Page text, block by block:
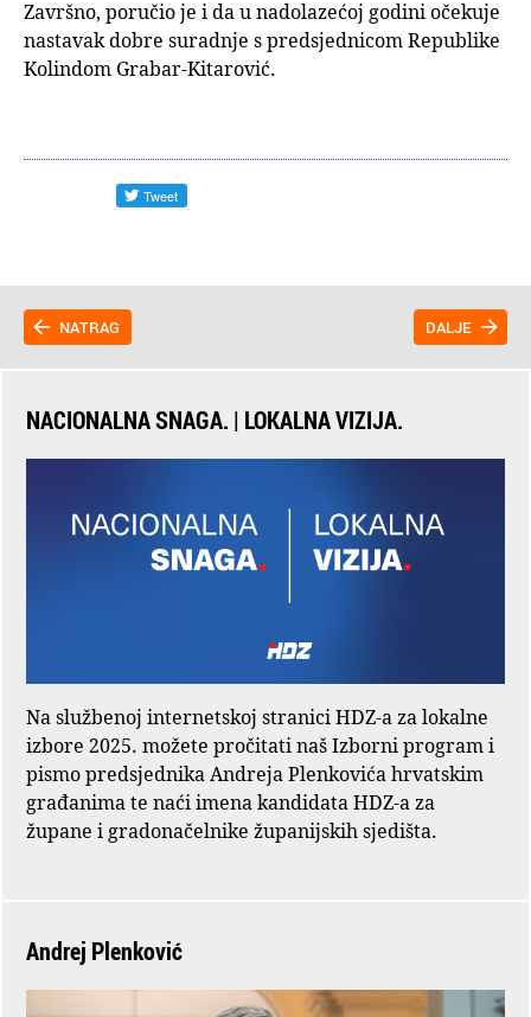
Završno, poručio je i da u nadolazećoj godini očekuje
nastavak dobre suradnje s predsjednicom Republike
Kolindom Grabar-Kitarović.
NATRAG DALJE
NACIONALNA SNAGA. | LOKALNA VIZIJA.
Na službenoj internetskoj stranici HDZ-a za lokalne
izbore 2025. možete pročitati naš Izborni program i
pismo predsjednika Andreja Plenkovića hrvatskim
građanima te naći imena kandidata HDZ-a za
župane i gradonačelnike županijskih sjedišta.
Andrej Plenković